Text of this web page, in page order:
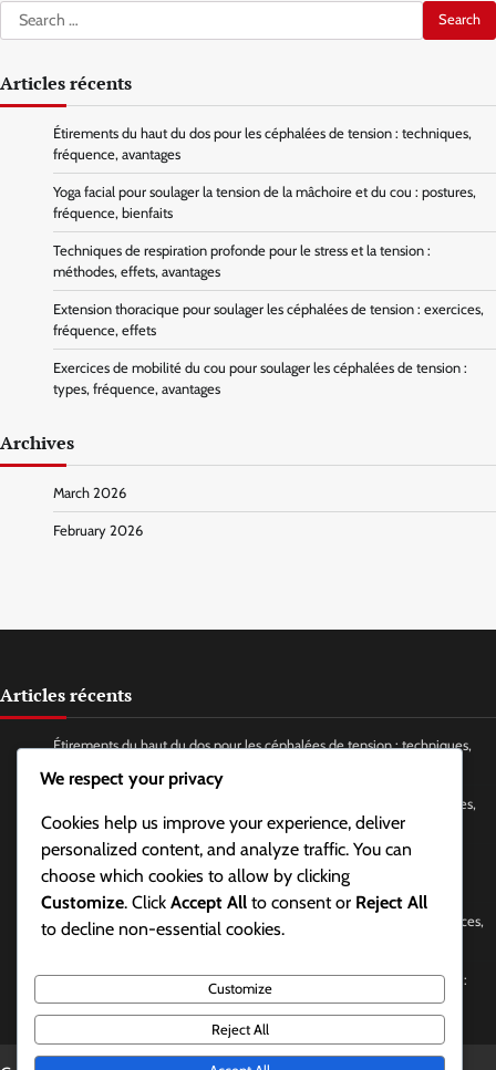
Search
for:
Articles récents
Étirements du haut du dos pour les céphalées de tension : techniques,
fréquence, avantages
Yoga facial pour soulager la tension de la mâchoire et du cou : postures,
fréquence, bienfaits
Techniques de respiration profonde pour le stress et la tension :
méthodes, effets, avantages
Extension thoracique pour soulager les céphalées de tension : exercices,
fréquence, effets
Exercices de mobilité du cou pour soulager les céphalées de tension :
types, fréquence, avantages
Archives
March 2026
February 2026
Articles récents
Étirements du haut du dos pour les céphalées de tension : techniques,
Yoga facial pour soulager la tension de la mâchoire et du cou : postures,
fréquence, bienfaits
Techniques de respiration profonde pour le stress et la tension :
méthodes, effets, avantages
Extension thoracique pour soulager les céphalées de tension : exercices,
Exercices de mobilité du cou pour soulager les céphalées de tension :
types, fréquence, avantages
We respect your privacy
Cookies help us improve your experience, deliver
personalized content, and analyze traffic. You can
choose which cookies to allow by clicking
Customize. Click Accept All to consent or Reject All
to decline non-essential cookies.
Customize
Reject All